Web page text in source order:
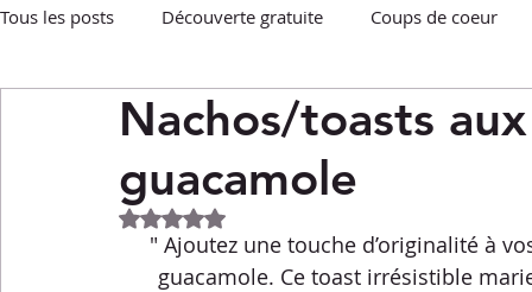
Tous les posts Découverte gratuite Coups de coeur
Barbecue / Plancha Collations
Facile à réchauffer
Nachos/toasts
guacamole
Noté NaN étoiles sur 5.
" Ajoutez une touche d’originalité à
guacamole. Ce toast irrésistible